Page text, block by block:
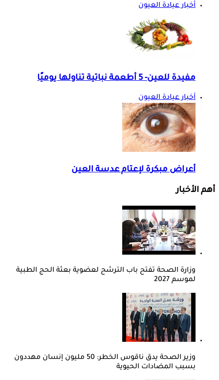
أخبار عيادة العيون
مفيدة للعين- 5 أطعمة نباتية تناولها يوميًا
أخبار عيادة العيون
أعراض مبكرة لإعتام عدسة العين
أهم الأخبار
وزارة الصحة تفتح باب الترشح لعضوية بعثة الحج الطبية
لموسم 2027
وزير الصحة يدق ناقوس الخطر: 50 مليون إنسان مهددون
بسبب المضادات الحيوية